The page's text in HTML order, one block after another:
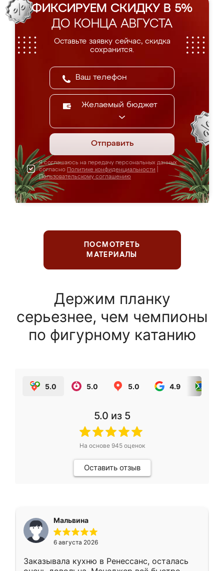
ФИКСИРУЕМ СКИДКУ В 5%
ДО КОНЦА АВГУСТА
Оставьте заявку сейчас, скидка
сохранится.
Желаемый бюджет
Отправить
Я соглашаюсь на передачу персональных данных
согласно Политике конфиденциальности
Пользовательскому соглашению
ПОСМОТРЕТЬ
МАТЕРИАЛЫ
Держим планку
серьезнее, чем чемпионы
по фигурному катанию
5.0 5.0 5.0 4.9
5.0 из 5
На основе 945оценок
Оставить отзыв
Мальвина
6 августа 2026
Заказывала кухню в Ренессанс, осталась